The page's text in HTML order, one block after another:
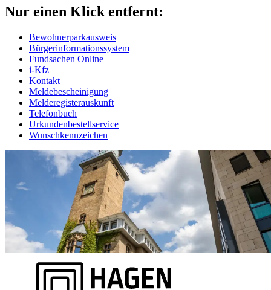
Nur einen Klick entfernt:
Bewohnerparkausweis
Bürgerinformationssystem
Fundsachen Online
i-Kfz
Kontakt
Meldebescheinigung
Melderegisterauskunft
Telefonbuch
Urkundenbestellservice
Wunschkennzeichen